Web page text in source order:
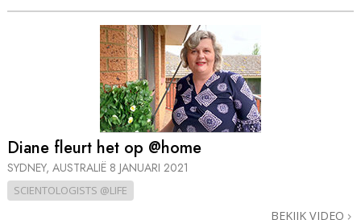
Diane fleurt het op @home
SYDNEY, AUSTRALIË 8 JANUARI 2021
SCIENTOLOGISTS @LIFE
BEKIJK VIDEO